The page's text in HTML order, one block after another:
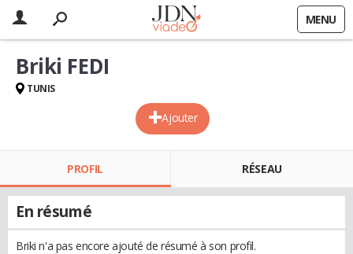
MENU
Ajouter
Briki FEDI
TUNIS
PROFIL RÉSEAU
En résumé
Briki n'a pas encore ajouté de résumé à son profil.